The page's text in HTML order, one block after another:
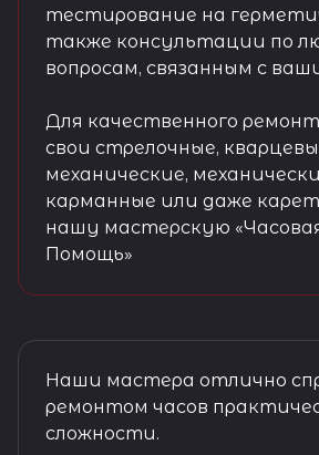
тестирование на
также консультации по
вопросам, связанным с
Для качественного
свои стрелочные,
механические,
карманные или даже
нашу мастерскую
Помощь»
Наши мастера отлично
ремонтом часов
сложности.